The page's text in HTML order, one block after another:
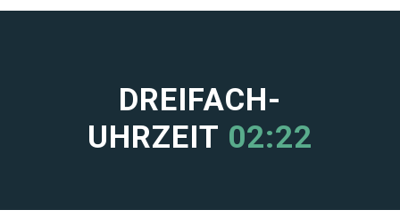
DREIFACH-
UHRZEIT 02:22